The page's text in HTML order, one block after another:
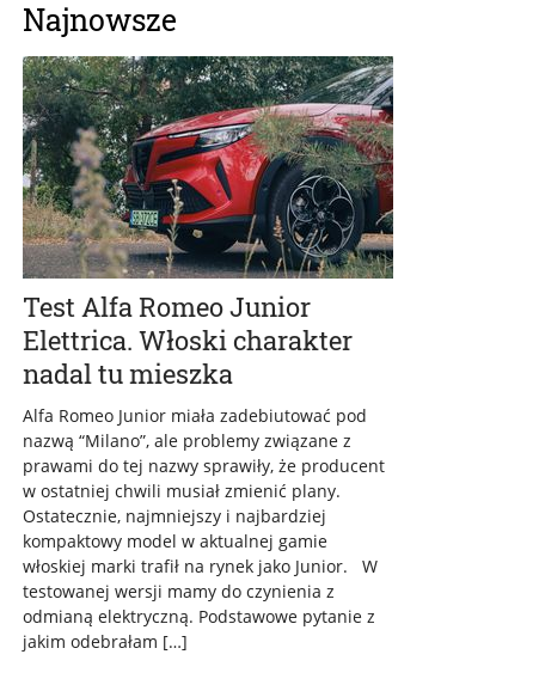
Najnowsze
Test Alfa Romeo Junior
Elettrica. Włoski charakter
nadal tu mieszka
Alfa Romeo Junior miała zadebiutować pod
nazwą “Milano”, ale problemy związane z
prawami do tej nazwy sprawiły, że producent
w ostatniej chwili musiał zmienić plany.
Ostatecznie, najmniejszy i najbardziej
kompaktowy model w aktualnej gamie
włoskiej marki trafił na rynek jako Junior. W
testowanej wersji mamy do czynienia z
odmianą elektryczną. Podstawowe pytanie z
jakim odebrałam […]